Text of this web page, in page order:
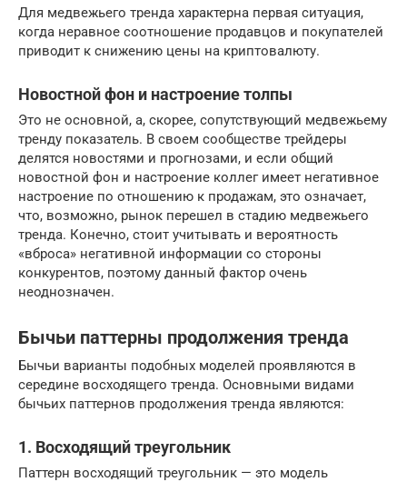
Для медвежьего тренда характерна первая ситуация,
когда неравное соотношение продавцов и покупателей
приводит к снижению цены на криптовалюту.
Новостной фон и настроение толпы
Это не основной, а, скорее, сопутствующий медвежьему
тренду показатель. В своем сообществе трейдеры
делятся новостями и прогнозами, и если общий
новостной фон и настроение коллег имеет негативное
настроение по отношению к продажам, это означает,
что, возможно, рынок перешел в стадию медвежьего
тренда. Конечно, стоит учитывать и вероятность
«вброса» негативной информации со стороны
конкурентов, поэтому данный фактор очень
неоднозначен.
Бычьи паттерны продолжения тренда
Бычьи варианты подобных моделей проявляются в
середине восходящего тренда. Основными видами
бычьих паттернов продолжения тренда являются:
1. Восходящий треугольник
Паттерн восходящий треугольник — это модель